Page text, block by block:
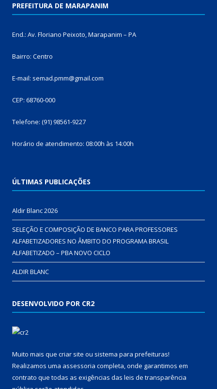
PREFEITURA DE MARAPANIM
End.: Av. Floriano Peixoto, Marapanim – PA
Bairro: Centro
E-mail: semad.pmm@gmail.com
CEP: 68760-000
Telefone: (91) 98561-9227
Horário de atendimento: 08:00h às 14:00h
ÚLTIMAS PUBLICAÇÕES
Aldir Blanc 2026
SELEÇÃO E COMPOSIÇÃO DE BANCO PARA PROFESSORES
ALFABETIZADORES NO ÂMBITO DO PROGRAMA BRASIL
ALFABETIZADO – PBA NOVO CICLO
ALDIR BLANC
DESENVOLVIDO POR CR2
Muito mais que criar site ou sistema para prefeituras!
Realizamos uma assessoria completa, onde garantimos em
contrato que todas as exigências das leis de transparência